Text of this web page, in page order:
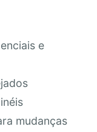
e
mudanças